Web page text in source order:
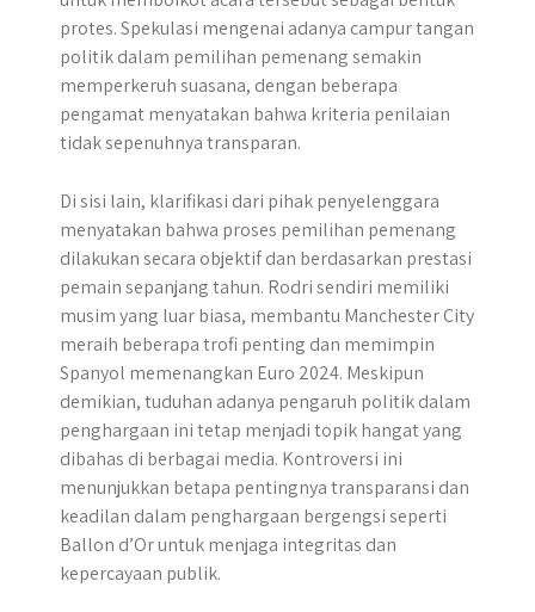
protes. Spekulasi mengenai adanya campur tangan
politik dalam pemilihan pemenang semakin
memperkeruh suasana, dengan beberapa
pengamat menyatakan bahwa kriteria penilaian
tidak sepenuhnya transparan.
Di sisi lain, klarifikasi dari pihak penyelenggara
menyatakan bahwa proses pemilihan pemenang
dilakukan secara objektif dan berdasarkan prestasi
pemain sepanjang tahun. Rodri sendiri memiliki
musim yang luar biasa, membantu Manchester City
meraih beberapa trofi penting dan memimpin
Spanyol memenangkan Euro 2024. Meskipun
demikian, tuduhan adanya pengaruh politik dalam
penghargaan ini tetap menjadi topik hangat yang
dibahas di berbagai media. Kontroversi ini
menunjukkan betapa pentingnya transparansi dan
keadilan dalam penghargaan bergengsi seperti
Ballon d’Or untuk menjaga integritas dan
kepercayaan publik.